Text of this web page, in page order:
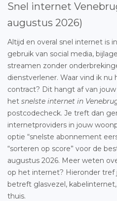
Snel internet
augustus 2026)
Altijd en overal snel internet is
gebruik van social media,
streamen zonder
dienstverlener. Waar vind ik
contract? Dit hangt af van
het snelste internet in
postcodecheck. Je treft dan
internetproviders in jouw
optie “snelste abonnement
“sorteren op score” voor de
augustus 2026. Meer weten
op het internet? Hieronder tref
betreft glasvezel,
thuis.